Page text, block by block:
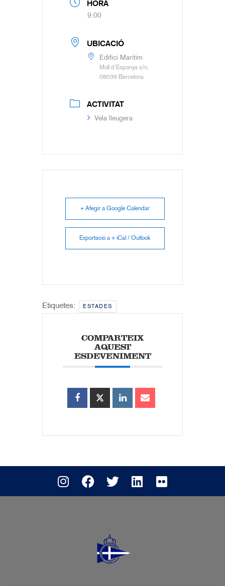
HORA
9:00
UBICACIÓ
Edifici Marítim
Moll d’Espanya s/n,
08039 Barcelona
ACTIVITAT
Vela lleugera
+ Afegir a Google Calendar
Exportació a + iCal / Outlook
Etiquetes: ESTADES
COMPARTEIX
AQUEST
ESDEVENIMENT